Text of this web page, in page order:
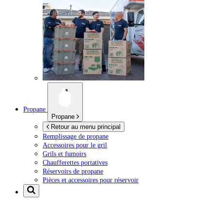
Propane
Propane
Retour au menu principal
Remplissage de propane
Accessoires pour le gril
Grils et fumoirs
Chaufferettes portatives
Réservoirs de propane
Pièces et accessoires pour réservoir